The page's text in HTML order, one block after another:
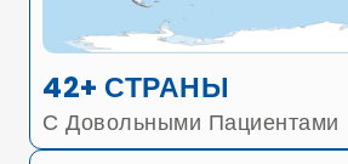
42+ СТРАНЫ
С Довольными Пациентами